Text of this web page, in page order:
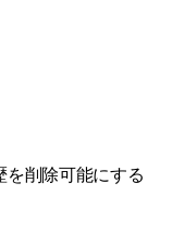
を削除可能にする